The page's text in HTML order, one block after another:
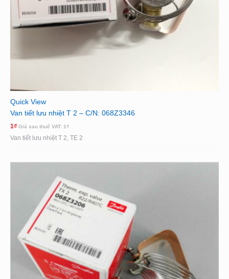
Quick View
Van tiết lưu nhiệt T 2 – C/N: 068Z3346
1₫ Giá sau thuế VAT: 1₫
Van tiết lưu nhiệt T 2, TE 2